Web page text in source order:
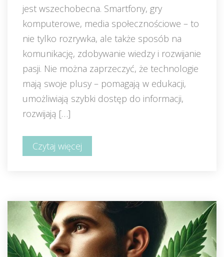
jest wszechobecna. Smartfony, gry
komputerowe, media społecznościowe – to
nie tylko rozrywka, ale także sposób na
komunikację, zdobywanie wiedzy i rozwijanie
pasji. Nie można zaprzeczyć, że technologie
mają swoje plusy – pomagają w edukacji,
umożliwiają szybki dostęp do informacji,
rozwijają […]
Czytaj więcej